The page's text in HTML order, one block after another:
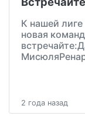
К нашей
новая
2 года назад